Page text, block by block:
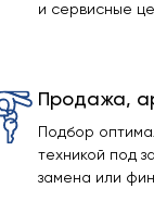
и сервисные
Продажа,
Подбор
техникой под
замена или